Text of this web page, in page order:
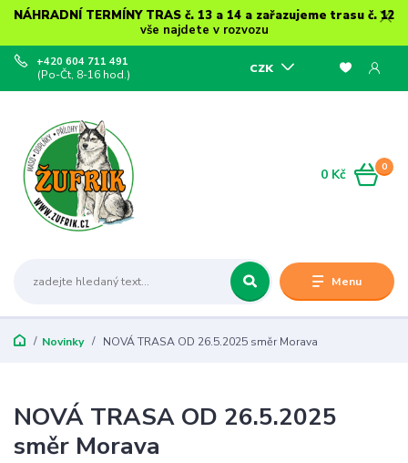
NÁHRADNÍ TERMÍNY TRAS č. 13 a 14 a zařazujeme trasu č. 12
vše najdete v rozvozu
Menu
CZK
+420 604 711 491
(Po-Čt, 8-16 hod.)
0
0 Kč
Novinky NOVÁ TRASA OD 26.5.2025 směr Morava
NOVÁ TRASA OD 26.5.2025
směr Morava